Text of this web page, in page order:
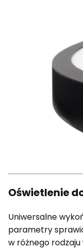
Oświetlenie
Uniwersalne
parametry
w różnego